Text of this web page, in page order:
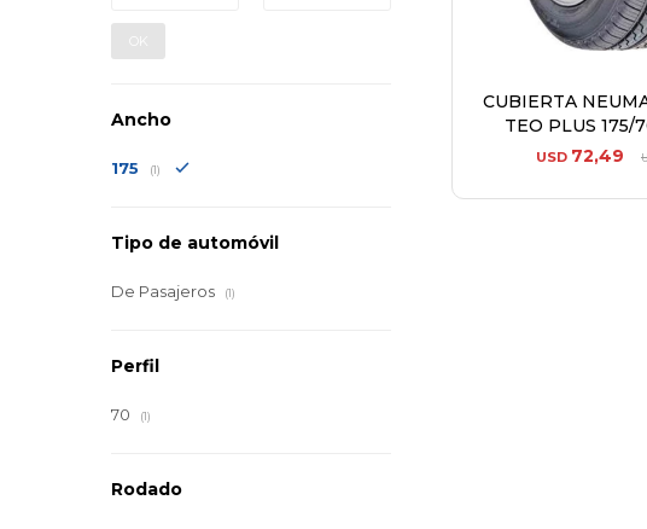
CUBIERTA
TEO PLUS 175/
USD 72,49
OK
Ancho
175 (1)
Tipo de automóvil
De Pasajeros (1)
Perfil
70 (1)
Rodado